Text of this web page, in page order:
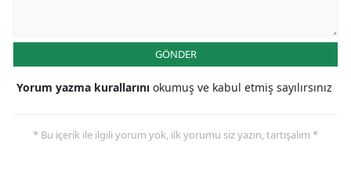
GÖNDER
Yorum yazma kurallarını okumuş ve kabul etmiş sayılırsınız
* Bu içerik ile ilgili yorum yok, ilk yorumu siz yazın, tartışalım *